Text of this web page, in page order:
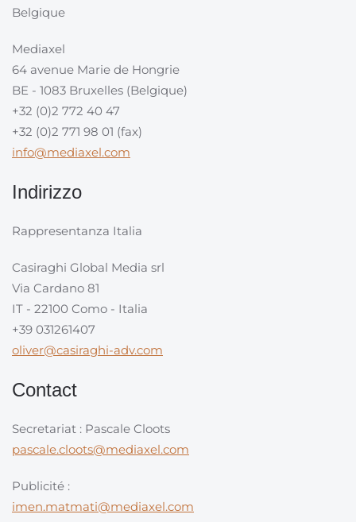
Belgique
Mediaxel
64 avenue Marie de Hongrie
BE - 1083 Bruxelles (Belgique)
+32 (0)2 772 40 47
+32 (0)2 771 98 01 (fax)
info@mediaxel.com
Indirizzo
Rappresentanza Italia
Casiraghi Global Media srl
Via Cardano 81
IT - 22100 Como - Italia
+39 031261407
oliver@casiraghi-adv.com
Contact
Secretariat : Pascale Cloots
pascale.cloots@mediaxel.com
Publicité :
imen.matmati@mediaxel.com